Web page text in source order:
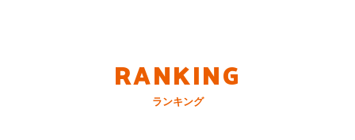
RANKING
ランキング